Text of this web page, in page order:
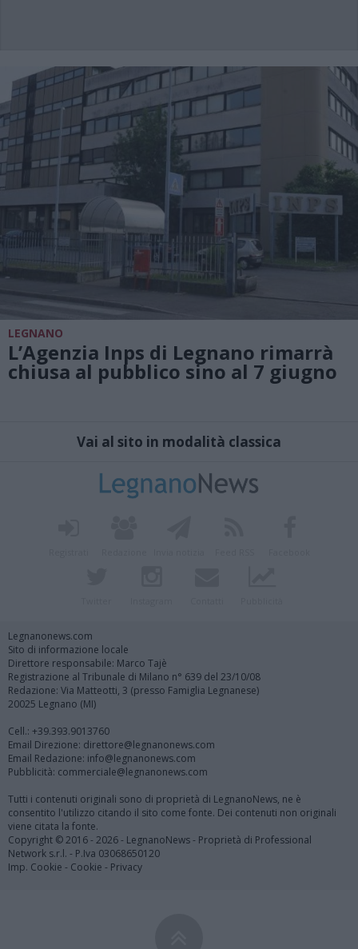
LEGNANO
L’Agenzia Inps di Legnano rimarrà
chiusa al pubblico sino al 7 giugno
Vai al sito in modalità classica
Legnanonews.com
Sito di informazione locale
Direttore responsabile: Marco Tajè
Registrazione al Tribunale di Milano n° 639 del 23/10/08
Redazione: Via Matteotti, 3 (presso Famiglia Legnanese)
20025 Legnano (MI)
Cell.: +39.393.9013760
Email Direzione: direttore@legnanonews.com
Email Redazione: info@legnanonews.com
Pubblicità: commerciale@legnanonews.com
Tutti i contenuti originali sono di proprietà di LegnanoNews, ne è
consentito l'utilizzo citando il sito come fonte. Dei contenuti non originali
viene citata la fonte.
Copyright © 2016 - 2026 - LegnanoNews - Proprietà di Professional
Network s.r.l. - P.Iva 03068650120
Imp. Cookie - Cookie - Privacy